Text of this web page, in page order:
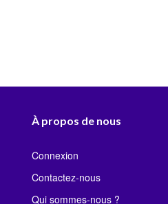
À propos de nous
Connexion
Contactez-nous
Qui sommes-nous ?